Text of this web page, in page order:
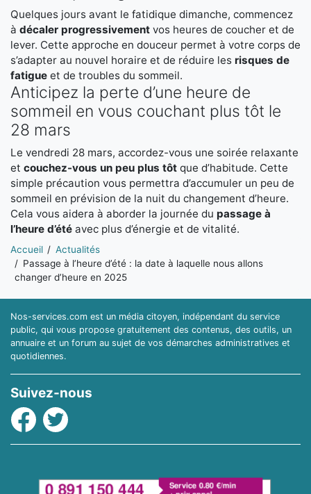
Quelques jours avant le fatidique dimanche, commencez
à décaler progressivement vos heures de coucher et de
lever. Cette approche en douceur permet à votre corps de
s’adapter au nouvel horaire et de réduire les risques de
fatigue et de troubles du sommeil.
Anticipez la perte d’une heure de
sommeil en vous couchant plus tôt le
28 mars
Le vendredi 28 mars, accordez-vous une soirée relaxante
et couchez-vous un peu plus tôt que d’habitude. Cette
simple précaution vous permettra d’accumuler un peu de
sommeil en prévision de la nuit du changement d’heure.
Cela vous aidera à aborder la journée du passage à
l’heure d’été avec plus d’énergie et de vitalité.
Vous êtes ici:
Accueil
Actualités
Passage à l’heure d’été : la date à laquelle nous allons
changer d’heure en 2025
Nos-services.com est un média citoyen, indépendant du service
public, qui vous propose gratuitement des contenus, des outils, un
annuaire et un forum au sujet de vos démarches administratives et
quotidiennes.
Suivez-nous
Facebook
Twitter